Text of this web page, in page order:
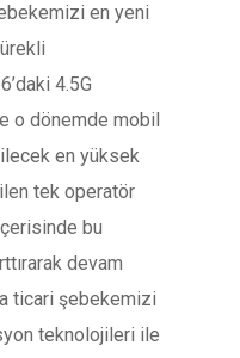
en yeni
4.5G
o dönemde mobil
en yüksek
tek operatör
bu
devam
ticari şebekemizi
teknolojileri ile